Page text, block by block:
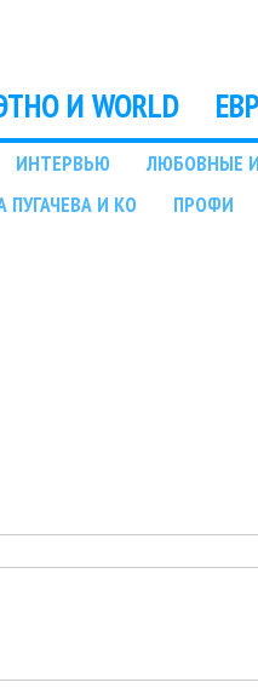
И WORLD
ИНТЕРВЬЮ ЛЮБОВНЫЕ
ПУГАЧЕВА И КО ПРОФИ